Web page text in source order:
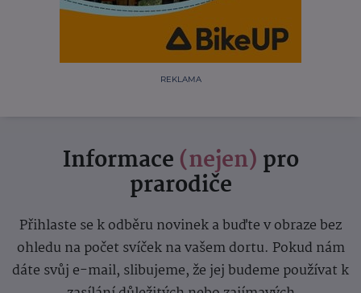
REKLAMA
Informace (nejen) pro
prarodiče
Přihlaste se k odběru novinek a buďte v obraze bez
ohledu na počet svíček na vašem dortu. Pokud nám
dáte svůj e-mail, slibujeme, že jej budeme používat k